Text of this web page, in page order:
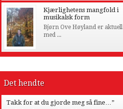
Kjærlighetens mangfold i
musikalsk form
Bjørn Ove Høyland er aktuell
med ...
Det hendte
Takk for at du gjorde meg så fine…”